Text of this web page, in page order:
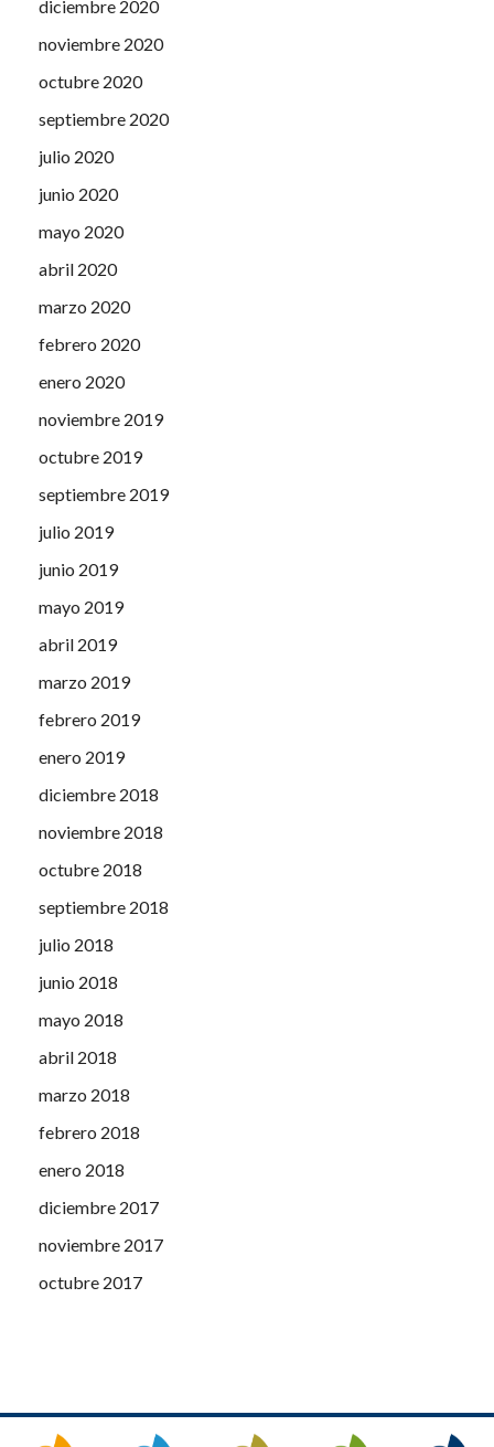
diciembre 2020
noviembre 2020
octubre 2020
septiembre 2020
julio 2020
junio 2020
mayo 2020
abril 2020
marzo 2020
febrero 2020
enero 2020
noviembre 2019
octubre 2019
septiembre 2019
julio 2019
junio 2019
mayo 2019
abril 2019
marzo 2019
febrero 2019
enero 2019
diciembre 2018
noviembre 2018
octubre 2018
septiembre 2018
julio 2018
junio 2018
mayo 2018
abril 2018
marzo 2018
febrero 2018
enero 2018
diciembre 2017
noviembre 2017
octubre 2017